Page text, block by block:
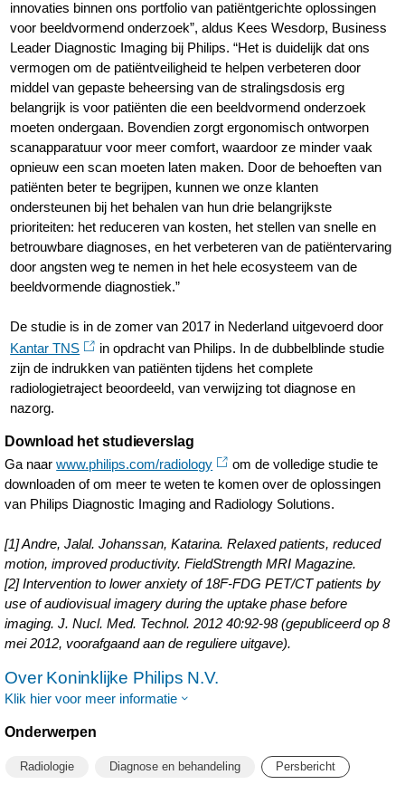
innovaties binnen ons portfolio van patiëntgerichte oplossingen
voor beeldvormend onderzoek”, aldus Kees Wesdorp, Business
Leader Diagnostic Imaging bij Philips. “Het is duidelijk dat ons
vermogen om de patiëntveiligheid te helpen verbeteren door
middel van gepaste beheersing van de stralingsdosis erg
belangrijk is voor patiënten die een beeldvormend onderzoek
moeten ondergaan. Bovendien zorgt ergonomisch ontworpen
scanapparatuur voor meer comfort, waardoor ze minder vaak
opnieuw een scan moeten laten maken. Door de behoeften van
patiënten beter te begrijpen, kunnen we onze klanten
ondersteunen bij het behalen van hun drie belangrijkste
prioriteiten: het reduceren van kosten, het stellen van snelle en
betrouwbare diagnoses, en het verbeteren van de patiëntervaring
door angsten weg te nemen in het hele ecosysteem van de
beeldvormende diagnostiek.”
De studie is in de zomer van 2017 in Nederland uitgevoerd door
Kantar TNS
in opdracht van Philips. In de dubbelblinde studie
zijn de indrukken van patiënten tijdens het complete
radiologietraject beoordeeld, van verwijzing tot diagnose en
nazorg.
Download het studieverslag
Ga naarwww.philips.com/radiology
om de volledige studie te
downloaden of om meer te weten te komen over de oplossingen
van Philips Diagnostic Imaging and Radiology Solutions.
[1] Andre, Jalal. Johanssan, Katarina. Relaxed patients, reduced
motion, improved productivity. FieldStrength MRI Magazine.
[2] Intervention to lower anxiety of 18F-FDG PET/CT patients by
use of audiovisual imagery during the uptake phase before
imaging. J. Nucl. Med. Technol. 2012 40:92-98 (gepubliceerd op 8
mei 2012, voorafgaand aan de reguliere uitgave).
Over Koninklijke Philips N.V.
Klik hier voor meer informatie
Onderwerpen
Radiologie Diagnose en behandeling Persbericht